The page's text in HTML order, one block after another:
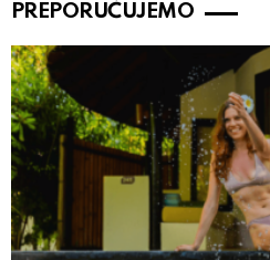
PREPORUČUJEMO